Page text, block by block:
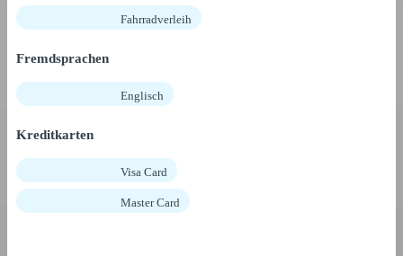
Fahrradverleih
Fremdsprachen
Englisch
Kreditkarten
Visa Card
Master Card